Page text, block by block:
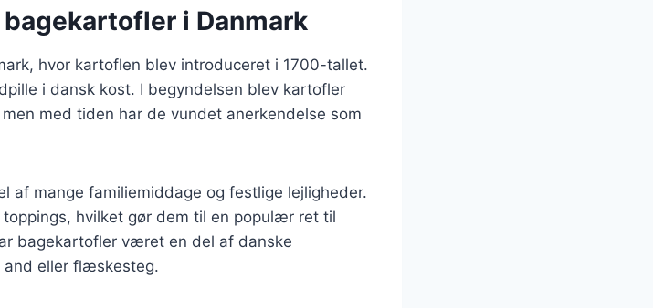
i Danmark
hvor kartoflen blev introduceret i 1700-tallet.
i dansk kost. I begyndelsen blev kartofler
med tiden har de vundet anerkendelse som
af mange familiemiddage og festlige lejligheder.
hvilket gør dem til en populær ret til
bagekartofler været en del af danske
and eller flæskesteg.